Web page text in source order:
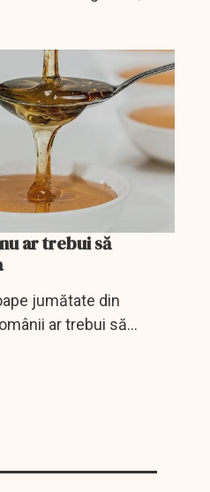
gros este de 8,5 lei,
ar trebui să
jumătate din
ar trebui să
pe care să o